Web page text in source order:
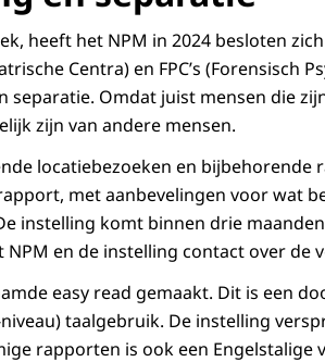
heeft het NPM in 2024 besloten
Centra) en FPC’s (Forensisch
separatie. Omdat juist mensen die
zijn van andere mensen.
locatiebezoeken en bijbehorende
met aanbevelingen voor wat
instelling komt binnen drie
NPM en de instelling contact over de
easy read gemaakt. Dit is een
taalgebruik. De instelling
rapporten is ook een Engelstalige